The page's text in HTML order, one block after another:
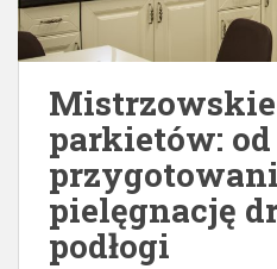
Mistrzowskie
parkietów: od
pielęgnację
podłogi